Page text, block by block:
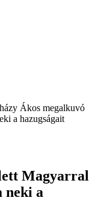
Ákos megalkuvó
a hazugságait
Magyarral
neki a